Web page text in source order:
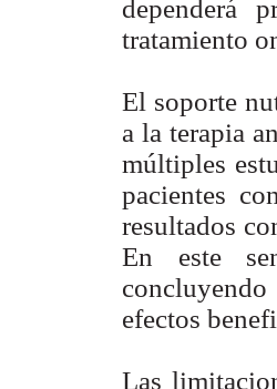
dependerá
tratamiento
El soporte
a la terapia
múltiples
pacientes
resultados
En este
efectos
Las